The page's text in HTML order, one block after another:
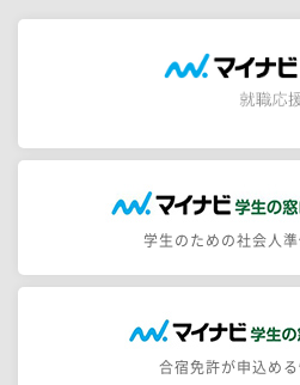
学生のための社会人
合宿免許が申込め